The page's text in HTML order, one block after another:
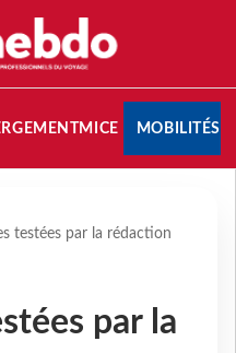
MICE MOBILITÉS
testées par la rédaction
par la